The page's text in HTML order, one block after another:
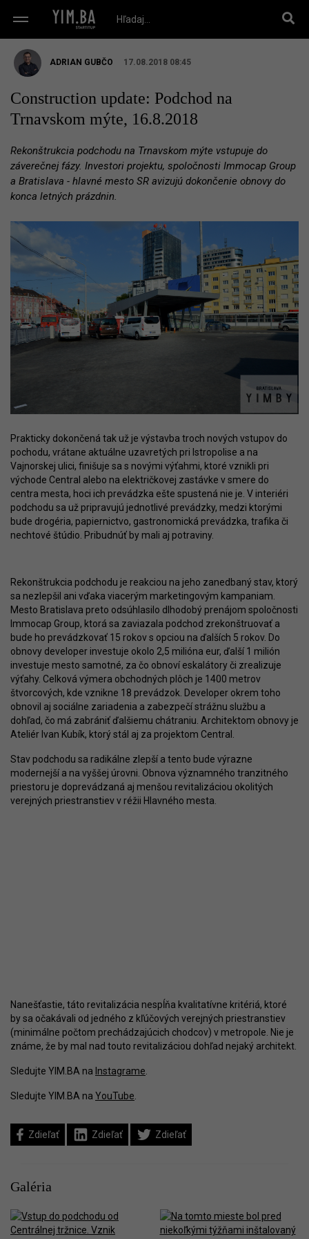
ADRIAN GUBČO 17.08.2018 08:45
Construction update: Podchod na
Trnavskom mýte, 16.8.2018
Rekonštrukcia podchodu na Trnavskom mýte vstupuje do
záverečnej fázy. Investori projektu, spoločnosti Immocap Group
a Bratislava - hlavné mesto SR avizujú dokončenie obnovy do
konca letných prázdnin.
Prakticky dokončená tak už je výstavba troch nových vstupov do
pochodu, vrátane aktuálne uzavretých pri Istropolise a na
Vajnorskej ulici, finišuje sa s novými výťahmi, ktoré vznikli pri
východe Central alebo na električkovej zastávke v smere do
centra mesta, hoci ich prevádzka ešte spustená nie je. V interiéri
podchodu sa už pripravujú jednotlivé prevádzky, medzi ktorými
bude drogéria, papiernictvo, gastronomická prevádzka, trafika či
nechtové štúdio. Pribudnúť by mali aj potraviny.
Rekonštrukcia podchodu je reakciou na jeho zanedbaný stav, ktorý
sa nezlepšil ani vďaka viacerým marketingovým kampaniam.
Mesto Bratislava preto odsúhlasilo dlhodobý prenájom spoločnosti
Immocap Group, ktorá sa zaviazala podchod zrekonštruovať a
bude ho prevádzkovať 15 rokov s opciou na ďalších 5 rokov. Do
obnovy developer investuje okolo 2,5 milióna eur, ďalší 1 milión
investuje mesto samotné, za čo obnoví eskalátory či zrealizuje
výťahy. Celková výmera obchodných plôch je 1400 metrov
štvorcových, kde vznikne 18 prevádzok. Developer okrem toho
obnovil aj sociálne zariadenia a zabezpečí strážnu službu a
dohľad, čo má zabrániť ďalšiemu chátraniu. Architektom obnovy je
Ateliér Ivan Kubík, ktorý stál aj za projektom Central.
Stav podchodu sa radikálne zlepší a tento bude výrazne
modernejší a na vyššej úrovni. Obnova významného tranzitného
priestoru je doprevádzaná aj menšou revitalizáciou okolitých
verejných priestranstiev v réžii Hlavného mesta.
Nanešťastie, táto revitalizácia nespĺňa kvalitatívne kritériá, ktoré
by sa očakávali od jedného z kľúčových verejných priestranstiev
(minimálne počtom prechádzajúcich chodcov) v metropole. Nie je
známe, že by mal nad touto revitalizáciou dohľad nejaký architekt.
Sledujte YIM.BA na Instagrame
Sledujte YIM.BA na YouTube
Zdieľať Zdieľať Zdieľať
Galéria